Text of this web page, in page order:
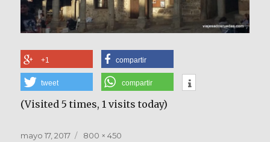
+1 compartir
tweet compartir
(Visited 5 times, 1 visits today)
Publicado
mayo 17, 2017
Tamaño
800 × 450